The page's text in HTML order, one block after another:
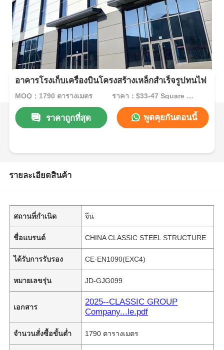
อาคารโรงเก็บเครื่องบินโครงสร้างเหล็กสำเร็จรูปทนไฟ
MOQ：1790 ตารางเมตร ราคา：$33-47 Square Meters
ราคาถูกที่สุด พูดคุยกันตอนนี้
รายละเอียดสินค้า
สถานที่กำเนิด จีน
ชื่อแบรนด์ CHINA CLASSIC STEEL STRUCTURE
ได้รับการรับรอง CE-EN1090(EXC4)
หมายเลขรุ่น JD-GJG099
เอกสาร
2025--CLASSIC GROUP
Company...le.pdf
จำนวนสั่งซื้อขั้นต่ำ 1790 ตารางเมตร